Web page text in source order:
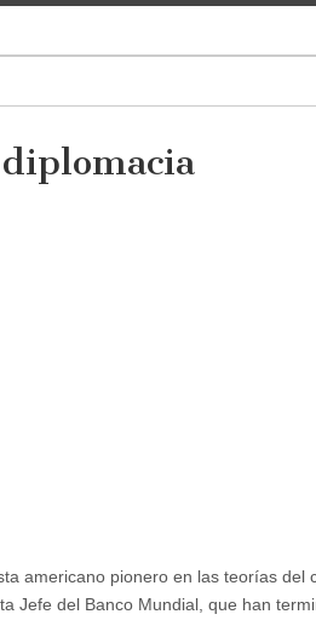
americano pionero en las teorías del
Jefe del Banco Mundial, que han